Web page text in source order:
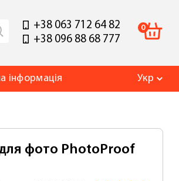
+38 063 712 64 82
+38 096 88 68 777
0
інформація Укр
фото PhotoProof